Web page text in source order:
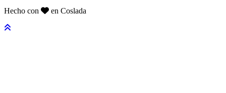
Hecho con
en Coslada